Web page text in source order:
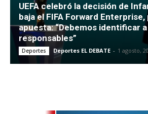
UEFA celebró la decisión de
baja el FIFA Forward
apuesta: “Debemos identificar
responsables”
Deportes Deportes EL DEBATE - 1 agosto,